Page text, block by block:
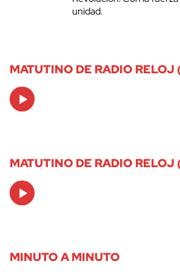
unidad.
MATUTINO DE RADIO RELOJ
Audio
Player
MATUTINO DE RADIO RELOJ
Audio
Player
MINUTO A MINUTO